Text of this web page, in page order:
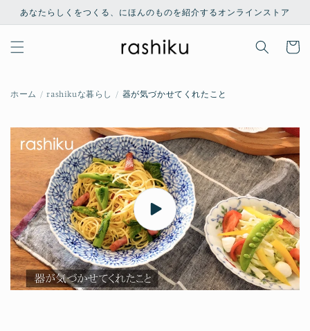
ンツに
進む
あなたらしくをつくる、にほんのものを紹介するオンラインストア
ー
ホーム rashikuな暮らし 器が気づかせてくれたこと